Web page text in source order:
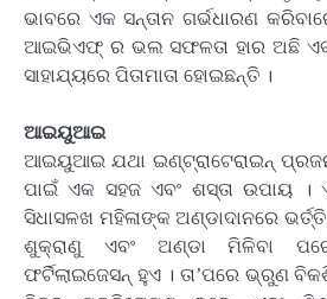
ଭାବରେ ଏକ ସନ୍ତାନ ଗର୍ଭଧାରଣ
ଆଇଭିଏଫ୍ ର ଭଲ ସଫଳତା ହାର ଅଛି
ସାହାଯ୍ୟରେ ପିତାମାତା ହୋଇଛନ୍ତି ।
ଆଇୟୁଆଇ
ଆଇୟୁଆଇ ଯଥା ଇଣ୍ଟ୍ରାଟେରାଇନ୍
ପାଇଁ ଏକ ସହଜ ଏବଂ ଶସ୍ତା ଉପାୟ
ସିଧାସଳଖ ମହିଳାଙ୍କ ଅଣ୍ଡାଦାନରେ ଭର୍ତ୍ତି
ଶୁକ୍ରାଣୁ ଏବଂ ଅଣ୍ଡା ମିଳିବା
ଫର୍ଟିଲାଇଜେସନ୍ ହୁଏ । ତା’ପରେ ଭ୍ରୁଣ